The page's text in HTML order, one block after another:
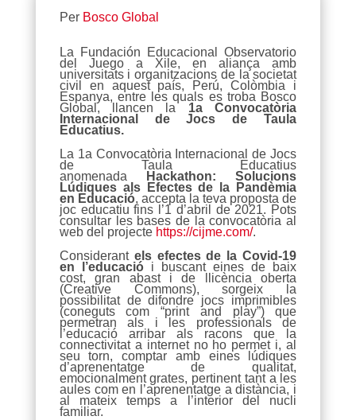
Per Bosco Global
La Fundación Educacional Observatorio
del Juego a Xile, en aliança amb
universitats i organitzacions de la societat
civil en aquest país, Perú, Colòmbia i
Espanya, entre les quals es troba Bosco
Global, llancen la 1a Convocatòria
Internacional de Jocs de Taula
Educatius.
La 1a Convocatòria Internacional de Jocs
de Taula Educatius
anomenada
Hackathon: Solucions
Lúdiques als Efectes de la Pandèmia
en Educació, accepta la teva proposta de
joc educatiu fins l’1 d’abril de 2021. Pots
consultar les bases de la convocatòria al
web del projecte https://cijme.com/.
Considerant els efectes de la Covid-19
en l’educaciói buscant eines de baix
cost, gran abast i de llicència oberta
(Creative Commons), sorgeix la
possibilitat de difondre jocs imprimibles
(coneguts com “print and play”) que
permetran als i les professionals de
l’educació arribar als racons que la
connectivitat a internet no ho permet i, al
seu torn, comptar amb eines lúdiques
d’aprenentatge de qualitat,
emocionalment grates, pertinent tant a les
aules com en l’aprenentatge a distància, i
al mateix temps a l’interior del nucli
familiar.